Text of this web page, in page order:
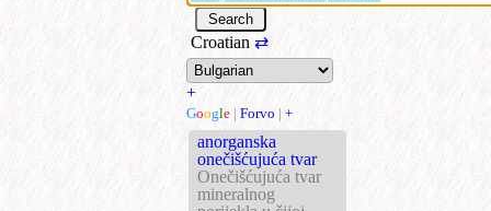
Croatian ⇄
+
Google | Forvo | +
anorganska
onečišćujuća tvar
Onečišćujuća tvar
mineralnog